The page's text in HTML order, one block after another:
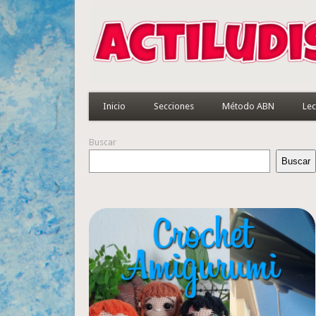
Inicio Secciones Método ABN
Buscar
Buscar